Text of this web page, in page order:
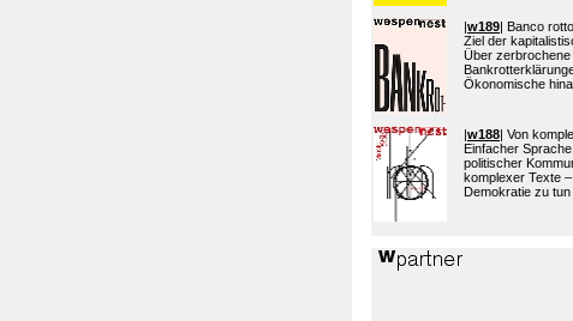
|w189| Banco
Ziel der
Über
Ökonomische
|w188| Von
Einfacher
politischer
komplexer Texte
Demokratie zu tun